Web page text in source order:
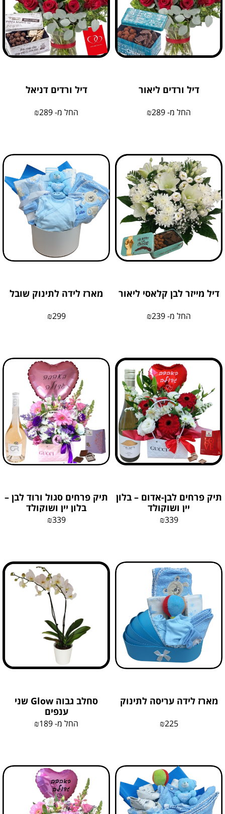
דיל ורדים ליאור
החל מ- ₪289
דיל ורדים דניאל
החל מ- ₪289
דיל מייזר לבן קלאסי ליאור
החל מ- ₪239
מארז לידה לתינוק שובל
₪299
תיק פרחים לבן-אדום – בלון
יין ושוקולד
₪339
תיק פרחים סגול ורוד לבן –
בלון יין ושוקולד
₪339
מארז לידה עריסה לתינוק
₪225
סחלב גבוה Glow שני
ענפים
החל מ- ₪189